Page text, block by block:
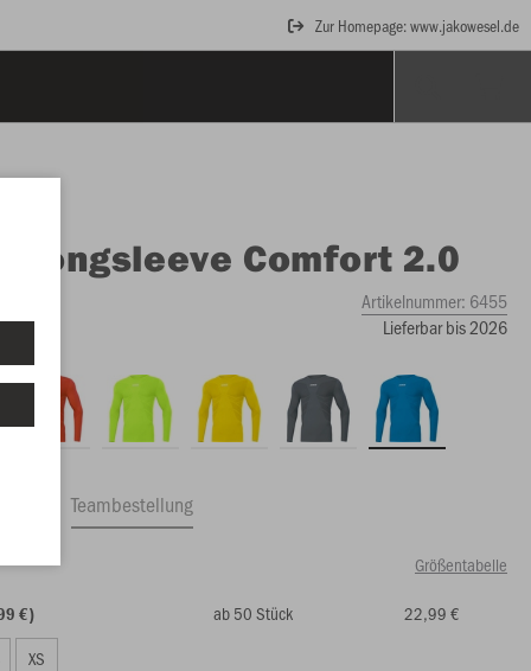
Zur Homepage: www.jakowesel.de
Longsleeve Comfort 2.0
Artikelnummer: 6455
Lieferbar bis 2026
Teambestellung
Größentabelle
€) ab 50 Stück
22,99 €
XS